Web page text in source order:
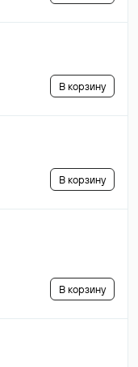
В корзину
В корзину
В корзину